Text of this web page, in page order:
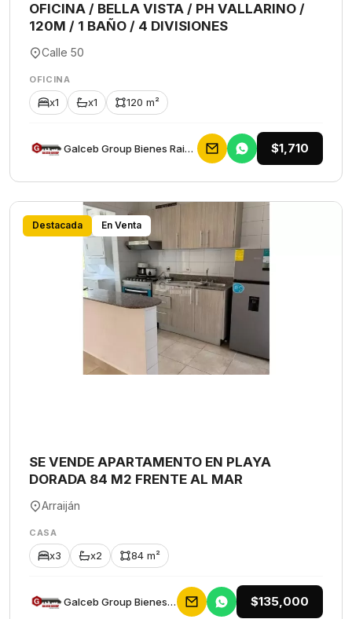
OFICINA / BELLA VISTA / PH VALLARINO /
120M / 1 BAÑO / 4 DIVISIONES
Calle 50
OFICINA
x1 x1 120 m²
Galceb Group Bienes Raices $1,710
Destacada En Venta
SE VENDE APARTAMENTO EN PLAYA
DORADA 84 M2 FRENTE AL MAR
Arraiján
CASA
x3 x2 84 m²
Galceb Group Bienes Raices $135,000